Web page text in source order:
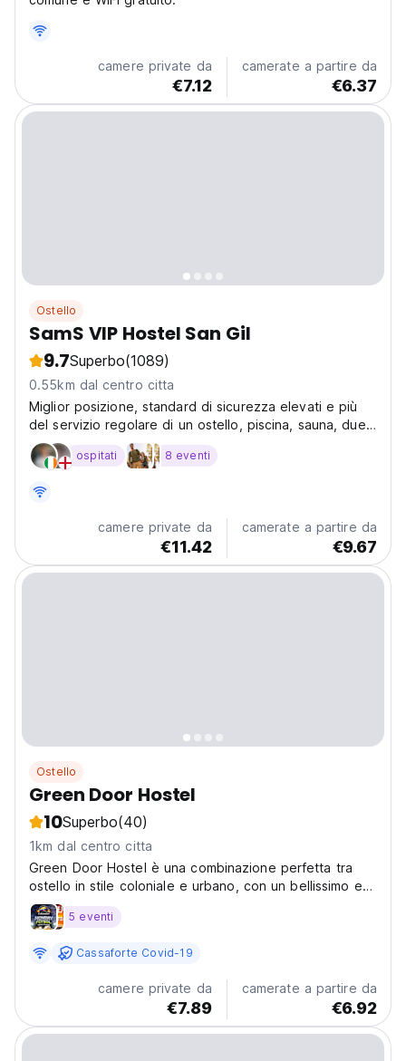
camere private da
€7.12
camerate a partire da
€6.37
Ostello
SamS VIP Hostel San Gil
9.7Superbo(1089)
0.55km dal centro citta
Miglior posizione, standard di sicurezza elevati e più
del servizio regolare di un ostello, piscina, sauna, due
cucine, ecc.
ospitati 8 eventi
camere private da
€11.42
camerate a partire da
€9.67
Ostello
Green Door Hostel
10Superbo(40)
1km dal centro citta
Green Door Hostel è una combinazione perfetta tra
ostello in stile coloniale e urbano, con un bellissimo e
grande giardino.
5 eventi
Cassaforte Covid-19
camere private da
€7.89
camerate a partire da
€6.92